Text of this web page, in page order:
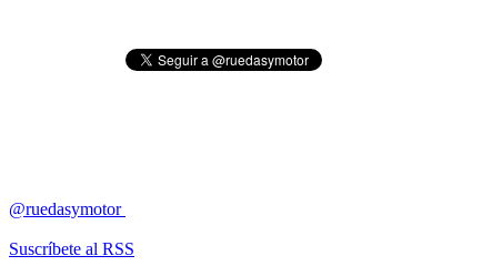
@ruedasymotor
Suscríbete al RSS